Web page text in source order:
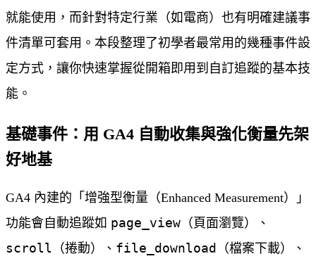
就能使用，而針對特定行業（如電商）也有明確建議事
件清單可套用。本段整理了初學者最常用的幾種事件設
定方式，讓你快速掌握從開箱即用到自訂追蹤的基本技
能。
基礎事件：用 GA4 自動收集與強化衡量先架
好地基
GA4 內建的「增強型衡量（Enhanced Measurement）」
功能會自動追蹤如 page_view （頁面瀏覽）、
scroll （捲動）、 file_download （檔案下載）、